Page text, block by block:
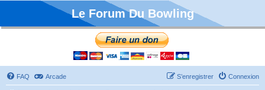
Le Forum Du Bowling
FAQ Arcade Connexion
S’enregistrer